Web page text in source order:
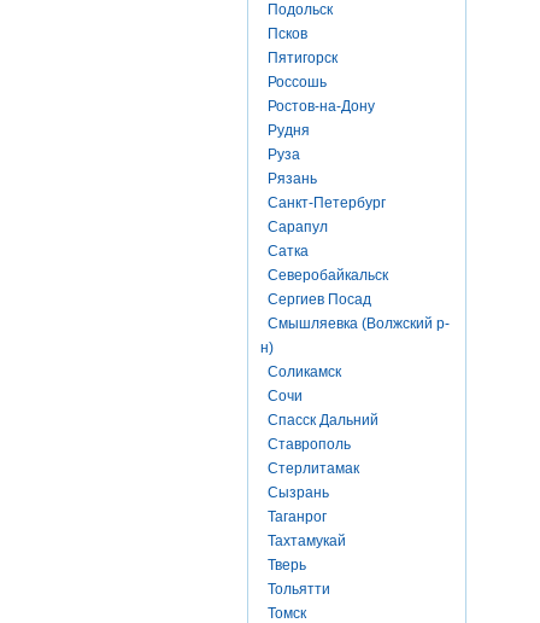
Подольск
Псков
Пятигорск
Россошь
Ростов-на-Дону
Рудня
Руза
Рязань
Санкт-Петербург
Сарапул
Сатка
Северобайкальск
Сергиев Посад
Смышляевка (Волжский р-
н)
Соликамск
Сочи
Спасск Дальний
Ставрополь
Стерлитамак
Сызрань
Таганрог
Тахтамукай
Тверь
Тольятти
Томск